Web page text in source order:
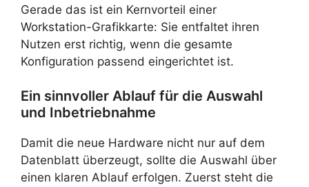
Gerade das ist ein Kernvorteil einer
Workstation-Grafikkarte: Sie entfaltet ihren
Nutzen erst richtig, wenn die gesamte
Konfiguration passend eingerichtet ist.
Ein sinnvoller Ablauf für die Auswahl
und Inbetriebnahme
Damit die neue Hardware nicht nur auf dem
Datenblatt überzeugt, sollte die Auswahl über
einen klaren Ablauf erfolgen. Zuerst steht die